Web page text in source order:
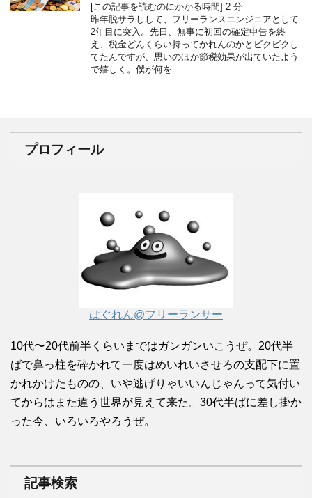
[この記事を読むのにかかる時間] 2 分
昨年脱サラしして、フリーランスエンジニアとして
2年目に突入。先日、無事に初回の確定申告を終
え、税金どんくらい持ってかれんのかとビクビクし
てたんですが、思いのほか節税効果が出ていたよう
で嬉しく。僕が何を …
プロフィール
はぐれん@フリーランサー
10代〜20代前半くらいまではガンガンいこうぜ。20代半
ばで鼻っ柱を砕かれて一度はめいれいさせろの支配下に置
かれかけたものの、いや逃げりゃいいんじゃんって気付い
てからはまた違う世界が見えて来た。30代半ばに差し掛か
った今、いろいろやろうぜ。
記事検索